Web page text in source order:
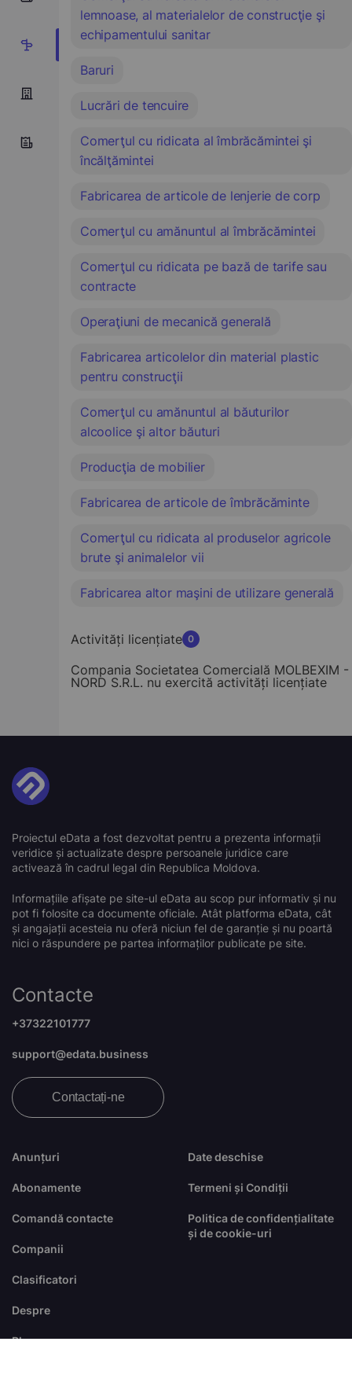
lemnoase, al materialelor de construcţie şi
echipamentului sanitar
Baruri
Lucrări de tencuire
Comerţul cu ridicata al îmbrăcămintei şi
încălţămintei
Fabricarea de articole de lenjerie de corp
Comerţul cu amănuntul al îmbrăcămintei
Comerţul cu ridicata pe bază de tarife sau
contracte
Operaţiuni de mecanică generală
Fabricarea articolelor din material plastic
pentru construcţii
Comerţul cu amănuntul al băuturilor
alcoolice şi altor băuturi
Producţia de mobilier
Fabricarea de articole de îmbrăcăminte
Comerţul cu ridicata al produselor agricole
brute şi animalelor vii
Fabricarea altor maşini de utilizare generală
Activități licențiate 0
Compania Societatea Comercială MOLBEXIM -
NORD S.R.L. nu exercită activități licențiate
Proiectul eData a fost dezvoltat pentru a prezenta informații
veridice și actualizate despre persoanele juridice care
activează în cadrul legal din Republica Moldova.
Informațiile afișate pe site-ul eData au scop pur informativ și nu
pot fi folosite ca documente oficiale. Atât platforma eData, cât
și angajații acesteia nu oferă niciun fel de garanție și nu poartă
nici o răspundere pe partea informaților publicate pe site.
Anunțuri
Abonamente
Comandă contacte
Companii
Clasificatori
Despre
Blog
Date deschise
Termeni și Condiții
Politica de confidențialitate
și de cookie-uri
Contacte
+37322101777
support@edata.business
Contactați-ne